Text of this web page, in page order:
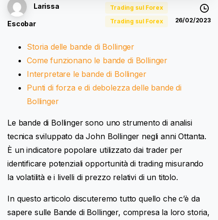
Larissa
Escobar
Trading sul Forex
Trading sul Forex
26/02/2023
Storia delle bande di Bollinger
Come funzionano le bande di Bollinger
Interpretare le bande di Bollinger
Punti di forza e di debolezza delle bande di
Bollinger
Le bande di Bollinger sono uno strumento di analisi
tecnica sviluppato da John Bollinger negli anni Ottanta.
È un indicatore popolare utilizzato dai trader per
identificare potenziali opportunità di trading misurando
la volatilità e i livelli di prezzo relativi di un titolo.
In questo articolo discuteremo tutto quello che c’è da
sapere sulle Bande di Bollinger, compresa la loro storia,